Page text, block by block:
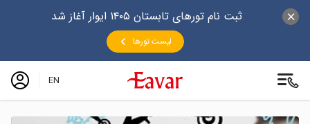
ثبت نام تورهای تابستان ۱۴۰۵ ایوار آغاز شد
لیست تورها
EN